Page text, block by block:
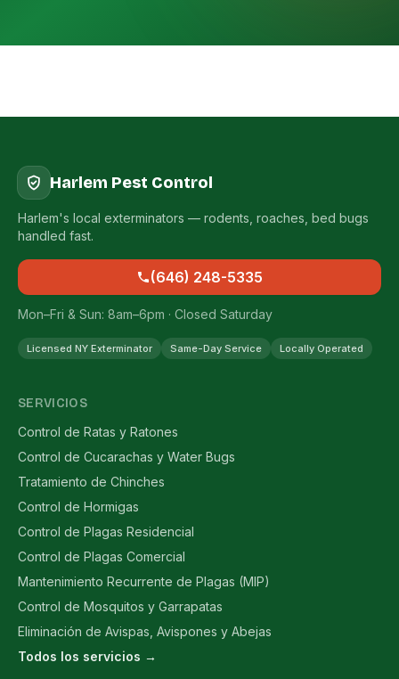
Harlem Pest Control
Harlem's local exterminators — rodents, roaches, bed bugs
handled fast.
(646) 248-5335
Mon–Fri & Sun: 8am–6pm · Closed Saturday
Licensed NY Exterminator Same-Day Service Locally Operated
SERVICIOS
Control de Ratas y Ratones
Control de Cucarachas y Water Bugs
Tratamiento de Chinches
Control de Hormigas
Control de Plagas Residencial
Control de Plagas Comercial
Mantenimiento Recurrente de Plagas (MIP)
Control de Mosquitos y Garrapatas
Eliminación de Avispas, Avispones y Abejas
Todos los servicios →